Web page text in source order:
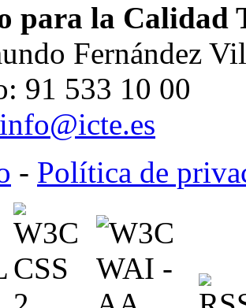
para la Calidad
Fernández
91 533 10 00
info@icte.es
- Política de